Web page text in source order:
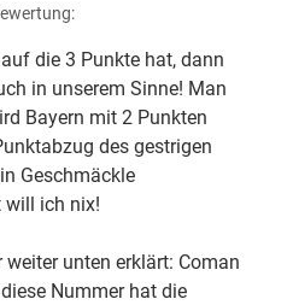
die 3 Punkte hat, dann
in unserem Sinne! Man
Bayern mit 2 Punkten
des gestrigen
Geschmäckle
will ich nix!
unten erklärt: Coman
Nummer hat die